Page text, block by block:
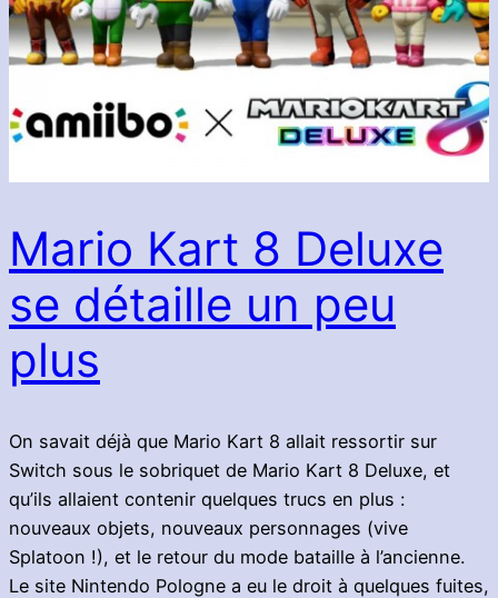
Mario Kart 8 Deluxe
se détaille un peu
plus
On savait déjà que Mario Kart 8 allait ressortir sur
Switch sous le sobriquet de Mario Kart 8 Deluxe, et
qu’ils allaient contenir quelques trucs en plus :
nouveaux objets, nouveaux personnages (vive
Splatoon !), et le retour du mode bataille à l’ancienne.
Le site Nintendo Pologne a eu le droit à quelques fuites,